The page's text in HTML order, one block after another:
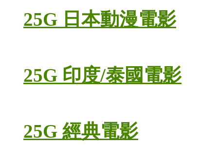
25G 日本動漫電影
25G 印度/泰國電影
25G 經典電影